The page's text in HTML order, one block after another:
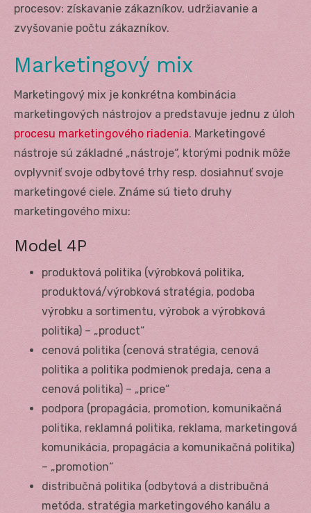
procesov: získavanie zákazníkov, udržiavanie a
zvyšovanie počtu zákazníkov.
Marketingový mix
Marketingový mix je konkrétna kombinácia
marketingových nástrojov a predstavuje jednu z úloh
procesu marketingového riadenia. Marketingové
nástroje sú základné „nástroje“, ktorými podnik môže
ovplyvniť svoje odbytové trhy resp. dosiahnuť svoje
marketingové ciele. Známe sú tieto druhy
marketingového mixu:
Model 4P
produktová politika (výrobková politika,
produktová/výrobková stratégia, podoba
výrobku a sortimentu, výrobok a výrobková
politika) – „product“
cenová politika (cenová stratégia, cenová
politika a politika podmienok predaja, cena a
cenová politika) – „price“
podpora (propagácia, promotion, komunikačná
politika, reklamná politika, reklama, marketingová
komunikácia, propagácia a komunikačná politika)
– „promotion“
distribučná politika (odbytová a distribučná
metóda, stratégia marketingového kanálu a